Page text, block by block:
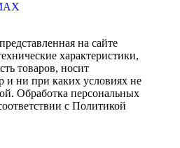
на сайте
характеристики,
товаров, носит
и ни при каких условиях не
Обработка персональных
с Политикой